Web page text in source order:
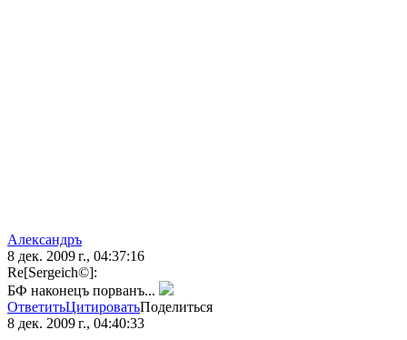
Александръ
8 дек. 2009 г., 04:37:16
Re[Sergeich©]:
БФ наконецъ порванъ...
ОтветитьЦитироватьПоделиться
8 дек. 2009 г., 04:40:33